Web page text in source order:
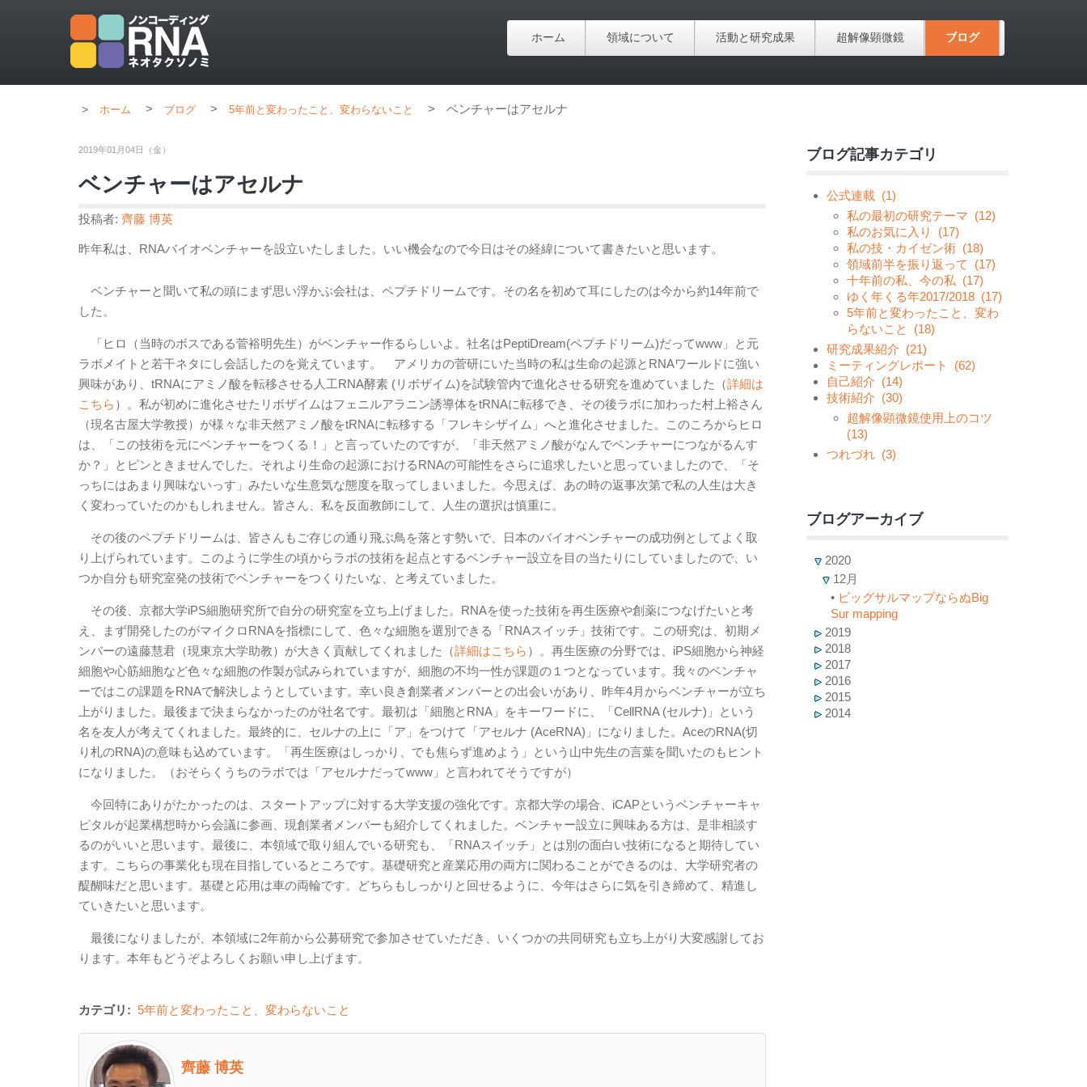
ホーム 領域について 活動と研究成果 超解像顕微鏡 ブログ
ホーム > ブログ > 5年前と変わったこと、変わらないこと > ベンチャーはアセルナ
2019年01月04日（金）
ベンチャーはアセルナ
投稿者: 齊藤 博英
昨年私は、RNAバイオベンチャーを設立いたしました。いい機会なので今日はその経緯について書きたいと思います。
ベンチャーと聞いて私の頭にまず思い浮かぶ会社は、ペプチドリームです。その名を初めて耳にしたのは今から約14年前で
した。
「ヒロ（当時のボスである菅裕明先生）がベンチャー作るらしいよ。社名はPeptiDream(ペプチドリーム)だってwww」と元
ラボメイトと若干ネタにし会話したのを覚えています。 アメリカの菅研にいた当時の私は生命の起源とRNAワールドに強い
興味があり、tRNAにアミノ酸を転移させる人工RNA酵素 (リボザイム)を試験管内で進化させる研究を進めていました（詳細は
こちら ）。私が初めに進化させたリボザイムはフェニルアラニン誘導体をtRNAに転移でき、その後ラボに加わった村上裕さん
（現名古屋大学教授）が様々な非天然アミノ酸をtRNAに転移する「フレキシザイム」へと進化させました。このころからヒロ
は、「この技術を元にベンチャーをつくる！」と言っていたのですが、「非天然アミノ酸がなんでベンチャーにつながるんす
か？」とピンときませんでした。それより生命の起源におけるRNAの可能性をさらに追求したいと思っていましたので、「そ
っちにはあまり興味ないっす」みたいな生意気な態度を取ってしまいました。今思えば、あの時の返事次第で私の人生は大き
く変わっていたのかもしれません。皆さん、私を反面教師にして、人生の選択は慎重に。
その後のペプチドリームは、皆さんもご存じの通り飛ぶ鳥を落とす勢いで、日本のバイオベンチャーの成功例としてよく取
り上げられています。このように学生の頃からラボの技術を起点とするベンチャー設立を目の当たりにしていましたので、い
つか自分も研究室発の技術でベンチャーをつくりたいな、と考えていました。
その後、京都大学iPS細胞研究所で自分の研究室を立ち上げました。RNAを使った技術を再生医療や創薬につなげたいと考
え、まず開発したのがマイクロRNAを指標にして、色々な細胞を選別できる「RNAスイッチ」技術です。この研究は、初期メ
ンバーの遠藤慧君（現東京大学助教）が大きく貢献してくれました（詳細はこちら ）。再生医療の分野では、iPS細胞から神経
細胞や心筋細胞など色々な細胞の作製が試みられていますが、細胞の不均一性が課題の１つとなっています。我々のベンチャ
ーではこの課題をRNAで解決しようとしています。幸い良き創業者メンバーとの出会いがあり、昨年4月からベンチャーが立ち
上がりました。最後まで決まらなかったのが社名です。最初は「細胞とRNA」をキーワードに、「CellRNA (セルナ)」という
名を友人が考えてくれました。最終的に、セルナの上に「ア」をつけて「アセルナ (AceRNA)」になりました。AceのRNA(切
り札のRNA)の意味も込めています。「再生医療はしっかり、でも焦らず進めよう」という山中先生の言葉を聞いたのもヒント
になりました。（おそらくうちのラボでは「アセルナだってwww」と言われてそうですが）
今回特にありがたかったのは、スタートアップに対する大学支援の強化です。京都大学の場合、iCAPというベンチャーキャ
ピタルが起業構想時から会議に参画、現創業者メンバーも紹介してくれました。ベンチャー設立に興味ある方は、是非相談す
るのがいいと思います。最後に、本領域で取り組んでいる研究も、「RNAスイッチ」とは別の面白い技術になると期待してい
ます。こちらの事業化も現在目指しているところです。基礎研究と産業応用の両方に関わることができるのは、大学研究者の
醍醐味だと思います。基礎と応用は車の両輪です。どちらもしっかりと回せるように、今年はさらに気を引き締めて、精進し
ていきたいと思います。
最後になりましたが、本領域に2年前から公募研究で参加させていただき、いくつかの共同研究も立ち上がり大変感謝してお
ります。本年もどうぞよろしくお願い申し上げます。
カテゴリ: 5年前と変わったこと、変わらないこと
齊藤 博英
ブログ記事カテゴリ
公式連載 (1)
私の最初の研究テーマ (12)
私のお気に入り
(17)
私の技・カイゼン術 (18)
領域前半を振り返って
(17)
十年前の私、今の私 (17)
ゆく年くる年2017/2018 (17)
5年前と変わったこと、変わ
らないこと
(18)
研究成果紹介 (21)
ミーティングレポート
(62)
自己紹介 (14)
技術紹介 (30)
超解像顕微鏡使用上のコツ
(13)
つれづれ (3)
ブログアーカイブ
2020
12月
• ビッグサルマップならぬBig
Sur mapping
2019
2018
2017
2016
2015
2014